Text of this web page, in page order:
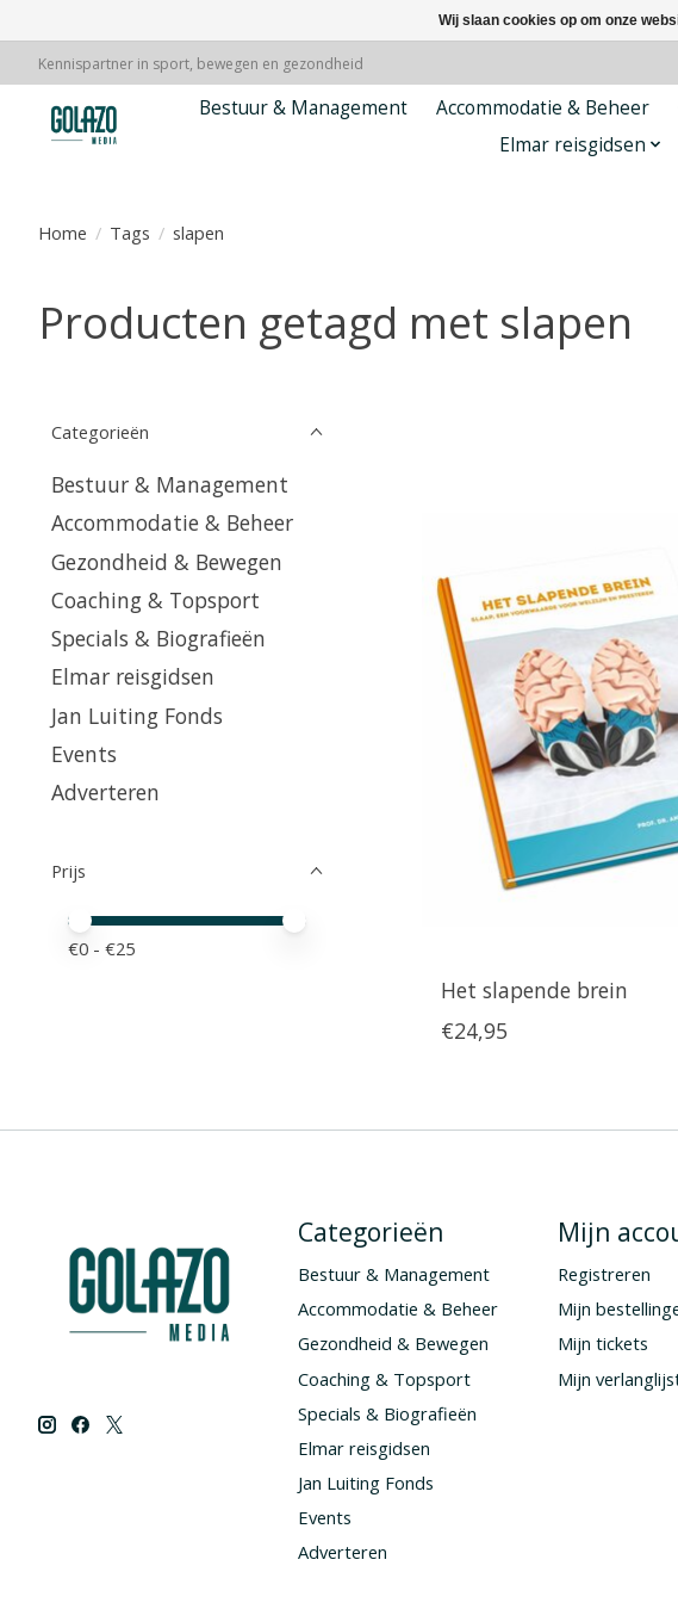
Kennispartner in sport, bewegen en gezondheid
Bestuur & Management Accommodatie & Beheer
Elmar reisgidsen
Home / Tags / slapen
Producten getagd met slapen
Categorieën
Bestuur & Management
Accommodatie & Beheer
Gezondheid & Bewegen
Coaching & Topsport
Specials & Biografieën
Elmar reisgidsen
Jan Luiting Fonds
Events
Adverteren
Prijs
Minimale prijswaarde
Price maximum value
€0 - €25
Het slapende brein
€24,95
Categorieën
Bestuur & Management
Accommodatie & Beheer
Gezondheid & Bewegen
Coaching & Topsport
Specials & Biografieën
Elmar reisgidsen
Jan Luiting Fonds
Events
Adverteren
Mijn
Registreren
Mijn
Mijn tickets
Mijn
Wij slaan cookies op om onze